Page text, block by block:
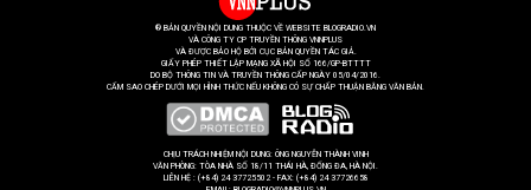
® BẢN QUYỀN NỘI DUNG THUỘC VỀ WEBSITE BLOGRADIO.VN
VÀ CÔNG TY CP TRUYỀN THÔNG VNNPLUS
VÀ ĐƯỢC BẢO HỘ BỞI CỤC BẢN QUYỀN TÁC GIẢ.
GIẤY PHÉP THIẾT LẬP MẠNG XÃ HỘI SỐ 166/GP-BTTTT
DO BỘ THÔNG TIN VÀ TRUYỀN THÔNG CẤP NGÀY 05/04/2016.
CẤM SAO CHÉP DƯỚI MỌI HÌNH THỨC NẾU KHÔNG CÓ SỰ CHẤP THUẬN BẰNG VĂN BẢN.
CHỊU TRÁCH NHIỆM NỘI DUNG: ÔNG NGUYỄN THÀNH VINH
VĂN PHÒNG: TÒA NHÀ SỐ 18/11 THÁI HÀ, ĐỐNG ĐA, HÀ NỘI.
LIÊN HỆ : (+84) 24 37725502 - FAX: (+84) 24 37726658